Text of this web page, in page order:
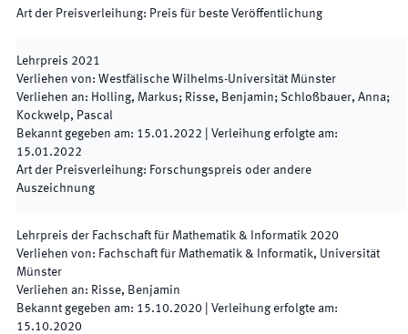
Art der Preisverleihung: Preis für beste Veröffentlichung
Lehrpreis 2021
Verliehen von: Westfälische Wilhelms-Universität Münster
Verliehen an: Holling, Markus; Risse, Benjamin; Schloßbauer, Anna;
Kockwelp, Pascal
Bekannt gegeben am: 15.01.2022 Verleihung erfolgte am:
15.01.2022
Art der Preisverleihung: Forschungspreis oder andere
Auszeichnung
Lehrpreis der Fachschaft für Mathematik & Informatik 2020
Verliehen von: Fachschaft für Mathematik & Informatik, Universität
Münster
Verliehen an: Risse, Benjamin
Bekannt gegeben am: 15.10.2020 Verleihung erfolgte am:
15.10.2020